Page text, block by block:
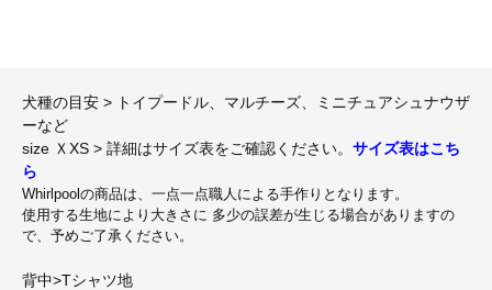
犬種の目安 > トイプードル、マルチーズ、ミニチュアシュナウザ
ーなど
size ＸXS > 詳細はサイズ表をご確認ください。 サイズ表はこち
ら
Whirlpoolの商品は、一点一点職人による手作りとなります。
使用する生地により大きさに 多少の誤差が生じる場合がありますの
で、予めご了承ください。
背中>Tシャツ地